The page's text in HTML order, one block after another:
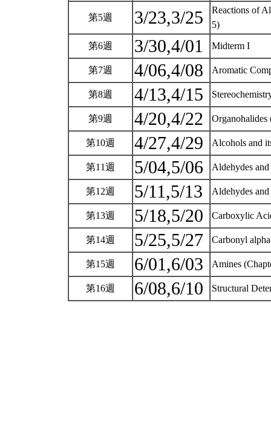
第5週 3/23,3/25
Reactions of
5)
第6週 3/30,4/01 Midterm I
第7週 4/06,4/08 Aromatic
第8週 4/13,4/15
第9週 4/20,4/22
第10週 4/27,4/29 Alcohols and
第11週 5/04,5/06 Aldehydes
第12週 5/11,5/13 Aldehydes
第13週 5/18,5/20 Carboxylic
第14週 5/25,5/27 Carbonyl
第15週 6/01,6/03 Amines
第16週 6/08,6/10 Structural